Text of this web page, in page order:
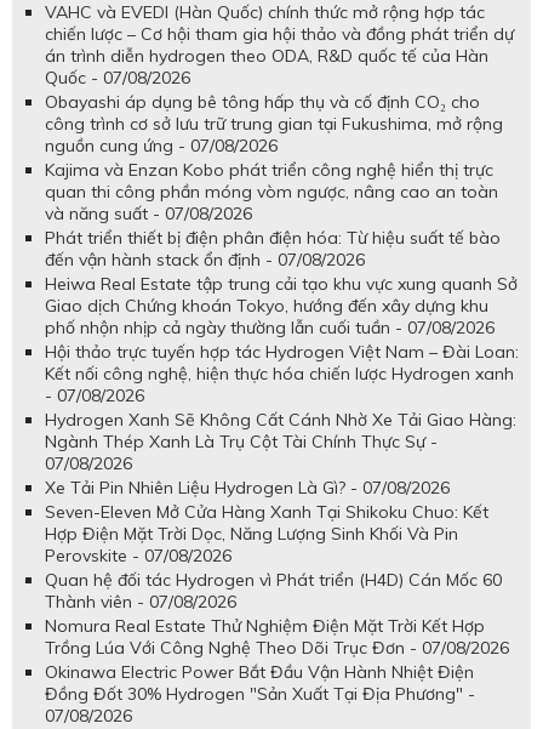
VAHC và EVEDI (Hàn Quốc) chính thức mở rộng hợp tác
chiến lược – Cơ hội tham gia hội thảo và đồng phát triển dự
án trình diễn hydrogen theo ODA, R&D quốc tế của Hàn
Quốc - 07/08/2026
Obayashi áp dụng bê tông hấp thụ và cố định CO₂ cho
công trình cơ sở lưu trữ trung gian tại Fukushima, mở rộng
nguồn cung ứng - 07/08/2026
Kajima và Enzan Kobo phát triển công nghệ hiển thị trực
quan thi công phần móng vòm ngược, nâng cao an toàn
và năng suất - 07/08/2026
Phát triển thiết bị điện phân điện hóa: Từ hiệu suất tế bào
đến vận hành stack ổn định - 07/08/2026
Heiwa Real Estate tập trung cải tạo khu vực xung quanh Sở
Giao dịch Chứng khoán Tokyo, hướng đến xây dựng khu
phố nhộn nhịp cả ngày thường lẫn cuối tuần - 07/08/2026
Hội thảo trực tuyến hợp tác Hydrogen Việt Nam – Đài Loan:
Kết nối công nghệ, hiện thực hóa chiến lược Hydrogen xanh
- 07/08/2026
Hydrogen Xanh Sẽ Không Cất Cánh Nhờ Xe Tải Giao Hàng:
Ngành Thép Xanh Là Trụ Cột Tài Chính Thực Sự -
07/08/2026
Xe Tải Pin Nhiên Liệu Hydrogen Là Gì? - 07/08/2026
Seven-Eleven Mở Cửa Hàng Xanh Tại Shikoku Chuo: Kết
Hợp Điện Mặt Trời Dọc, Năng Lượng Sinh Khối Và Pin
Perovskite - 07/08/2026
Quan hệ đối tác Hydrogen vì Phát triển (H4D) Cán Mốc 60
Thành viên - 07/08/2026
Nomura Real Estate Thử Nghiệm Điện Mặt Trời Kết Hợp
Trồng Lúa Với Công Nghệ Theo Dõi Trục Đơn - 07/08/2026
Okinawa Electric Power Bắt Đầu Vận Hành Nhiệt Điện
Đồng Đốt 30% Hydrogen "Sản Xuất Tại Địa Phương" -
07/08/2026